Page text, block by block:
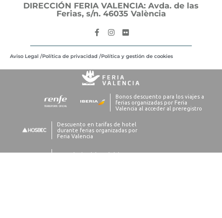
DIRECCIÓN FERIA VALENCIA: Avda. de las
Ferias, s/n. 46035 València
Aviso Legal /Política de privacidad /Política y gestión de cookies